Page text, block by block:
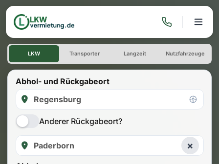
LKW mieten: Einwegmiete
LKW Transporter Langzeit Nutzfahrzeuge
Abhol- und Rückgabeort
Anderer Rückgabeort?
×